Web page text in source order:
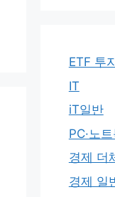
ETF 투
IT
iT일반
PC·노
경제 더
경제 일